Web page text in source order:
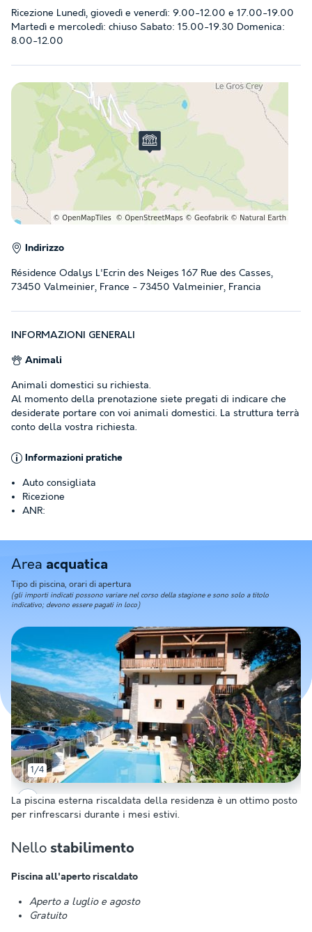
Ricezione Lunedì, giovedì e venerdì: 9.00-12.00 e 17.00-19.00
Martedì e mercoledì: chiuso Sabato: 15.00-19.30 Domenica:
8.00-12.00
Indirizzo
Résidence Odalys L'Ecrin des Neiges 167 Rue des Casses,
73450 Valmeinier, France - 73450 Valmeinier, Francia
INFORMAZIONI GENERALI
Animali
Animali domestici su richiesta.
Al momento della prenotazione siete pregati di indicare che
desiderate portare con voi animali domestici. La struttura terrà
conto della vostra richiesta.
Informazioni pratiche
Auto consigliata
Ricezione
ANR:
Area acquatica
Tipo di piscina, orari di apertura
(gli importi indicati possono variare nel corso della stagione e sono solo a titolo
indicativo; devono essere pagati in loco)
1/4
La piscina esterna riscaldata della residenza è un ottimo posto
per rinfrescarsi durante i mesi estivi.
Nello stabilimento
Piscina all'aperto riscaldato
Aperto a luglio e agosto
Gratuito